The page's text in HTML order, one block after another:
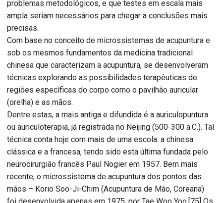
problemas metodológicos, e que testes em escala mais
ampla seriam necessários para chegar a conclusões mais
precisas.
Com base no conceito de microssistemas de acupuntura e
sob os mesmos fundamentos da medicina tradicional
chinesa que caracterizam a acupuntura, se desenvolveram
técnicas explorando as possibilidades terapêuticas de
regiões específicas do corpo como o pavilhão auricular
(orelha) e as mãos.
Dentre estas, a mais antiga e difundida é a auriculopuntura
ou auriculoterapia, já registrada no Neijing (500-300 a.C.). Tal
técnica conta hoje com mais de uma escola: a chinesa
clássica e a francesa, tendo sido esta última fundada pelo
neurocirurgião francês Paul Nogier em 1957. Bem mais
recente, o microssistema de acupuntura dos pontos das
mãos – Korio Soo-Ji-Chim (Acupuntura de Mão, Coreana)